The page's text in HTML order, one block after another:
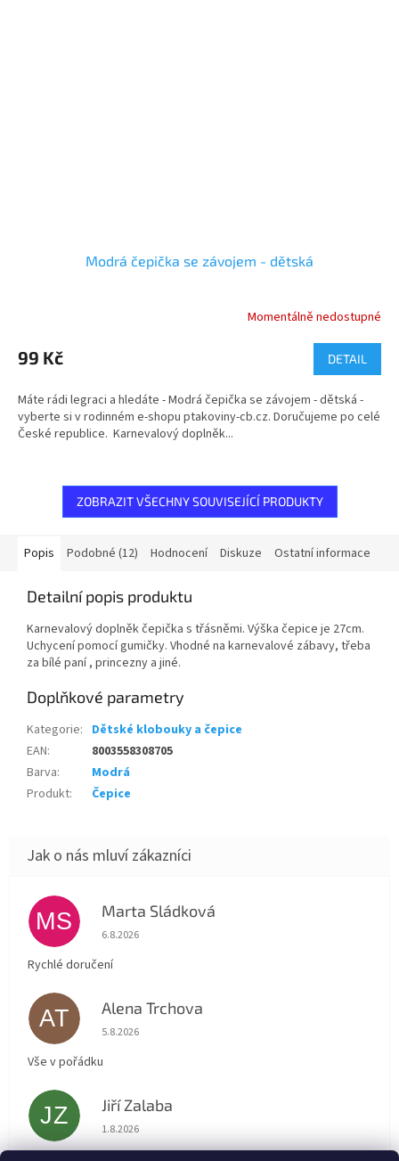
Modrá čepička se závojem - dětská
Momentálně nedostupné
99 Kč DETAIL
Máte rádi legraci a hledáte - Modrá čepička se závojem - dětská -
vyberte si v rodinném e-shopu ptakoviny-cb.cz. Doručujeme po celé
České republice. Karnevalový doplněk...
ZOBRAZIT VŠECHNY SOUVISEJÍCÍ PRODUKTY
Popis Podobné (12) Hodnocení Diskuze Ostatní informace
Detailní popis produktu
Karnevalový doplněk čepička s třásněmi. Výška čepice je 27cm.
Uchycení pomocí gumičky. Vhodné na karnevalové zábavy, třeba
za bílé paní , princezny a jiné.
Doplňkové parametry
Kategorie: Dětské klobouky a čepice
EAN:
8003558308705
Barva:
Modrá
Produkt: Čepice
MS Marta Sládková
Hodnocení obchodu je 5 z 5 hvězdiček.
6.8.2026
Rychlé doručení
AT Alena Trchova
Hodnocení obchodu je 5 z 5 hvězdiček.
5.8.2026
Vše v pořádku
JZ Jiří Zalaba
Hodnocení obchodu je 5 z 5 hvězdiček.
1.8.2026